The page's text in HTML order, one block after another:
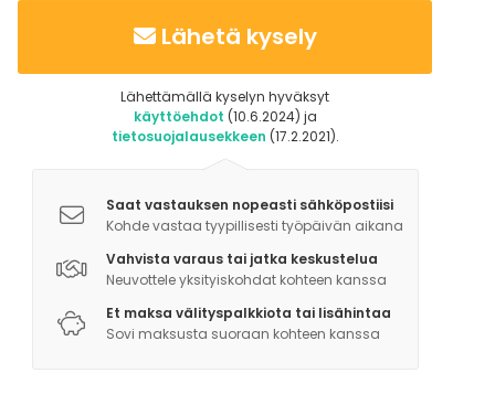
Lähetä kysely
Lähettämällä kyselyn hyväksyt
käyttöehdot (10.6.2024) ja
tietosuojalausekkeen (17.2.2021).
Saat vastauksen nopeasti sähköpostiisi
Kohde vastaa tyypillisesti työpäivän aikana
Vahvista varaus tai jatka keskustelua
Neuvottele yksityiskohdat kohteen kanssa
Et maksa välityspalkkiota tai lisähintaa
Sovi maksusta suoraan kohteen kanssa